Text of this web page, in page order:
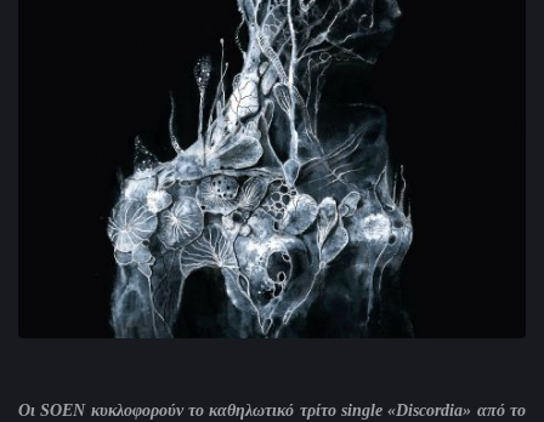
ΟιSOENκυκλοφορούν το καθηλωτικό τρίτοsingle «Discordia» από το